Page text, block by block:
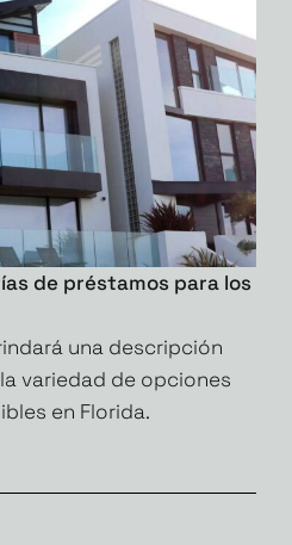
de préstamos para los
una descripción
variedad de opciones
en Florida.